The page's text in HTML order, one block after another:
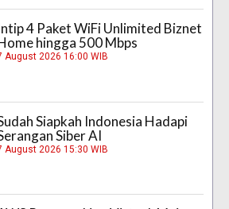
4 Paket WiFi Unlimited Biznet
hingga 500 Mbps
August 2026 16:00 WIB
Siapkah Indonesia Hadapi
Siber AI
August 2026 15:30 WIB